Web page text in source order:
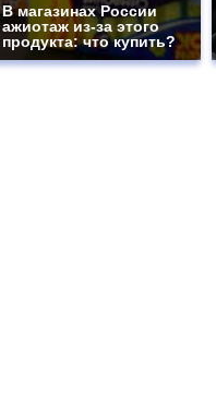
В магазинах России
ажиотаж из-за этого
продукта: что купить?